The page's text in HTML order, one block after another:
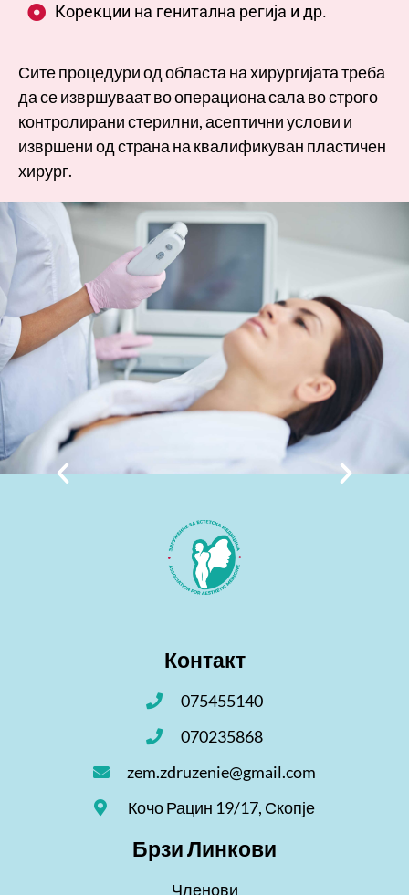
Корекции на генитална регија и др.
Сите процедури од областа на хирургијата треба
да се извршуваат во операциона сала во строго
контролирани стерилни, асептични услови и
извршени од страна на квалификуван пластичен
хирург.
Контакт
075455140
070235868
zem.zdruzenie@gmail.com
Кочо Рацин 19/17, Скопје
Брзи Линкови
Членови